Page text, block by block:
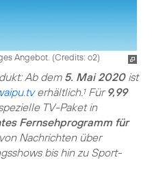
Angebot. (Credits: o2)
Ab dem 5. Mai 2020ist
erhältlich. 1Für 9,99
TV-Paket in
Fernsehprogramm für
Nachrichten über
bis hin zu Sport-